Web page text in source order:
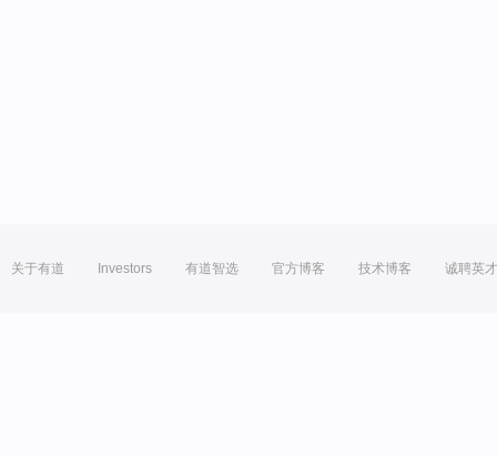
关于有道 Investors 有道智选 官方博客 技术博客 诚聘英才